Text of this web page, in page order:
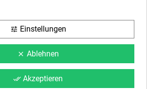
2
…
Gre Pool Sunbay City
225x225x68 790000
tune Einstellungen
clear Ablehnen
done_all Akzeptieren